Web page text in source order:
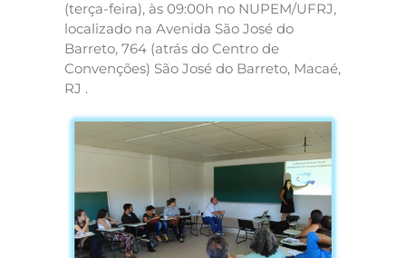
(terça-feira), às 09:00h no NUPEM/UFRJ,
localizado na Avenida São José do
Barreto, 764 (atrás do Centro de
Convenções) São José do Barreto, Macaé,
RJ .